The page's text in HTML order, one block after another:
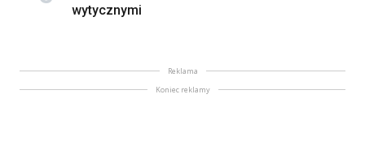
wytycznymi
Reklama
Koniec reklamy